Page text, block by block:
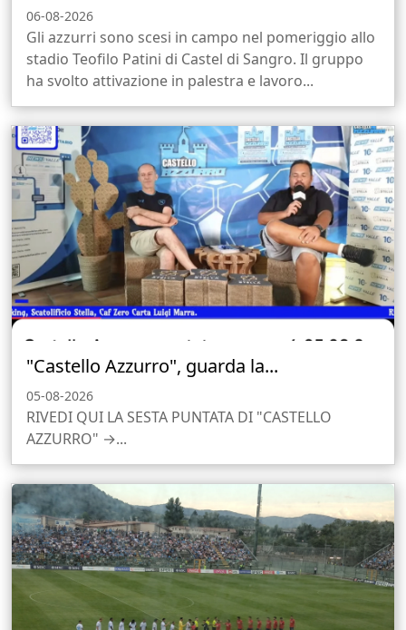
06-08-2026
Gli azzurri sono scesi in campo nel pomeriggio allo
stadio Teofilo Patini di Castel di Sangro. Il gruppo
ha svolto attivazione in palestra e lavoro...
"Castello Azzurro", guarda la...
05-08-2026
RIVEDI QUI LA SESTA PUNTATA DI "CASTELLO
AZZURRO" →...